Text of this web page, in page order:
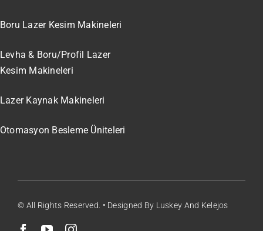
Boru Lazer Kesim Makineleri
Levha & Boru/Profil Lazer
Kesim Makineleri
Lazer Kaynak Makineleri
Otomasyon Besleme Üniteleri
© All Rights Reserved. • Designed By Luskey And Kelejos